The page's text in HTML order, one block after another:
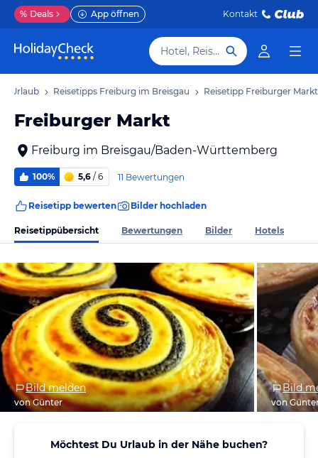
% Deals App öffnen Kontakt
Hotel, Reiseziel
Urlaub Reisetipps Freiburg im Breisgau Reisetipp Freiburger Markt
Freiburger Markt
Freiburg im Breisgau/Baden-Württemberg
100% 5,6 / 6 11 Bewertungen
Reisetipp bewerten Bilder hochladen
Reisetippübersicht Bewertungen Bilder Hotels
Bild melden
von Günter
Bild
von
Möchtest Du Urlaub in der Nähe buchen?